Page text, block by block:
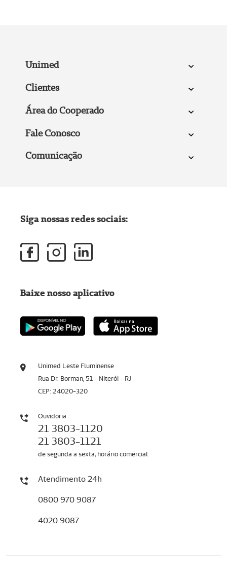
Unimed
Clientes
Área do Cooperado
Fale Conosco
Comunicação
Unimed Leste Fluminense
Rua Dr. Borman, 51 - Niterói - RJ
CEP: 24020-320
Ouvidoria
21 3803-1120
21 3803-1121
de segunda a sexta, horário comercial
Atendimento 24h
0800 970 9087
4020 9087
Siga nossas redes sociais:
Baixe nosso aplicativo